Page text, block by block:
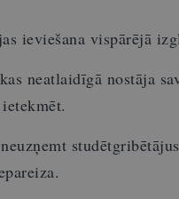
ieviešana vispārējā
neatlaidīgā nostāja